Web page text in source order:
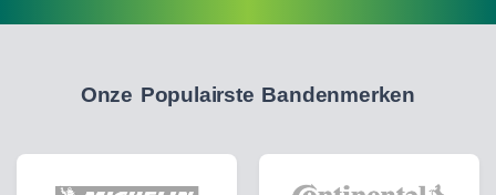
Onze Populairste Bandenmerken